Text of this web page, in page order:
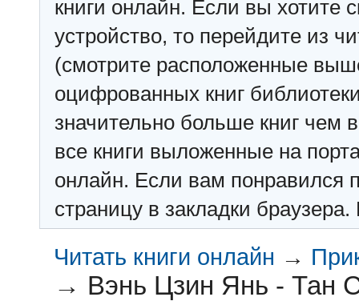
книги онлайн. Если вы хотите
устройство, то перейдите из
(смотрите расположенные
оцифрованных книг
значительно больше книг чем
все книги выложенные на
онлайн. Если вам понравился
страницу в закладки
Читать книги онлайн →
→ Вэнь Цзин Янь - Тан